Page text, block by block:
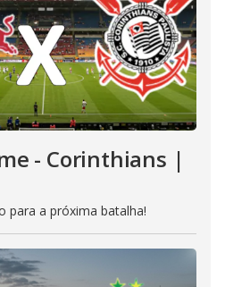
- Corinthians |
para a próxima batalha!